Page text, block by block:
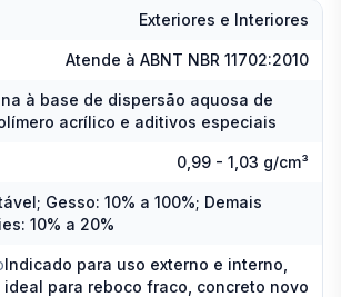
Exteriores e Interiores
Atende à ABNT NBR 11702:2010
à base de dispersão aquosa de
acrílico e aditivos especiais
0,99 - 1,03 g/cm³
Gesso: 10% a 100%; Demais
10% a 20%
Indicado para uso externo e interno,
ideal para reboco fraco, concreto novo